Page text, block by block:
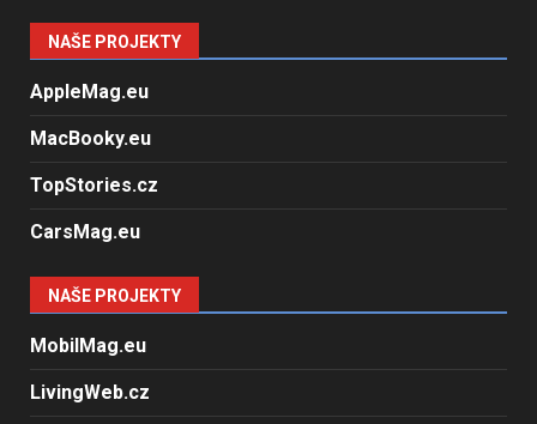
NAŠE PROJEKTY
AppleMag.eu
MacBooky.eu
TopStories.cz
CarsMag.eu
NAŠE PROJEKTY
MobilMag.eu
LivingWeb.cz